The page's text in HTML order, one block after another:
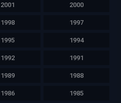
2001 2000
1998 1997
1995 1994
1992 1991
1989 1988
1986 1985